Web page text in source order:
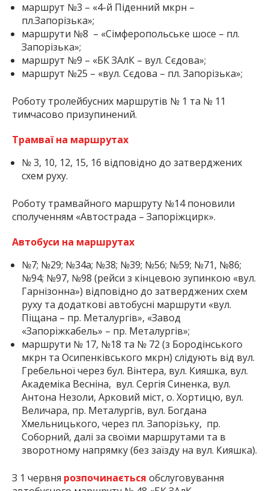
маршрут №3 – «4-й Піденний мкрн –
пл.Запорізька»;
маршрути №8 – «Сімферопольське шосе – пл.
Запорізька»;
маршрут №9 – «БК ЗАлК – вул. Сєдова»;
маршрут №25 – «вул. Сєдова – пл. Запорізька»;
Роботу тролейбусних маршрутів № 1 та № 11
тимчасово призупинений.
Трамваї на маршрутах
№ 3, 10, 12, 15, 16 відповідно до затверджених
схем руху.
Роботу трамвайного маршруту №14 поновили
сполученням «Автострада – Запоріжцирк».
Автобуси на маршрутах
№7; №29; №34а; №38; №39; №56; №59; №71, №86;
№94; №97, №98 (рейси з кінцевою зупинкою «вул.
Гарнізонна») відповідно до затверджених схем
руху та додаткові автобусні маршрути «вул.
Піщана – пр. Металургів», «Завод
«Запоріжкабель» – пр. Металургів»;
маршрути № 17, №18 та № 72 (з Бородінського
мкрн та Осипенківського мкрн) слідують від вул.
Гребельної через бул. Вінтера, вул. Кияшка, вул.
Академіка Весніна, вул. Сергія Синенка, вул.
Антона Незоли, Арковий міст, о. Хортицю, вул.
Величара, пр. Металургів, вул. Богдана
Хмельницького, через пл. Запорізьку, пр.
Соборний, далі за своїми маршрутами та в
зворотному напрямку (без заїзду на вул. Кияшка).
З 1 червня розпочинається обслуговування